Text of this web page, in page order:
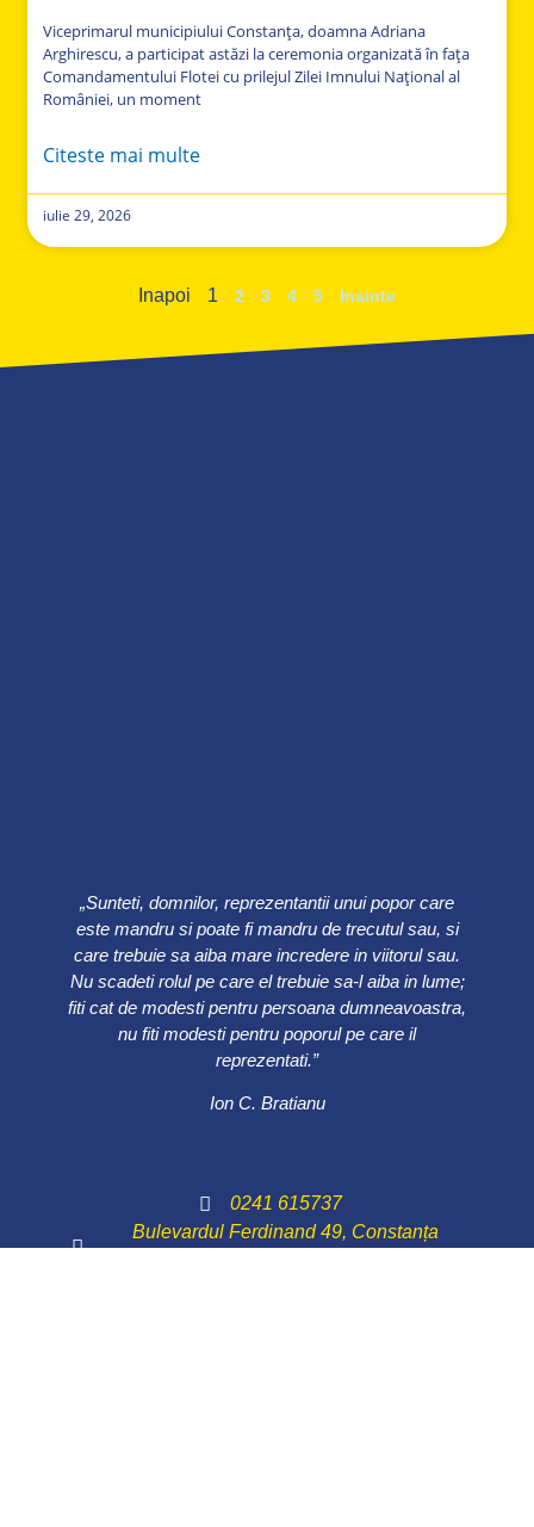
Viceprimarul municipiului Constanța, doamna Adriana
Arghirescu, a participat astăzi la ceremonia organizată în fața
Comandamentului Flotei cu prilejul Zilei Imnului Național al
României, un moment
Citeste mai multe
iulie 29, 2026
Inapoi 1 2 3 4 5 Inainte
„Sunteti, domnilor, reprezentantii unui popor care
este mandru si poate fi mandru de trecutul sau, si
care trebuie sa aiba mare incredere in viitorul sau.
Nu scadeti rolul pe care el trebuie sa-l aiba in lume;
fiti cat de modesti pentru persoana dumneavoastra,
nu fiti modesti pentru poporul pe care il
reprezentati.”
Ion C. Bratianu
0241 615737
Bulevardul Ferdinand 49, Constanța